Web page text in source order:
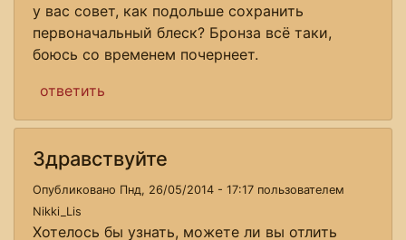
у вас совет, как подольше сохранить
первоначальный блеск? Бронза всё таки,
боюсь со временем почернеет.
ответить
Здравствуйте
Опубликовано Пнд, 26/05/2014 - 17:17 пользователем
Nikki_Lis
Хотелось бы узнать, можете ли вы отлить